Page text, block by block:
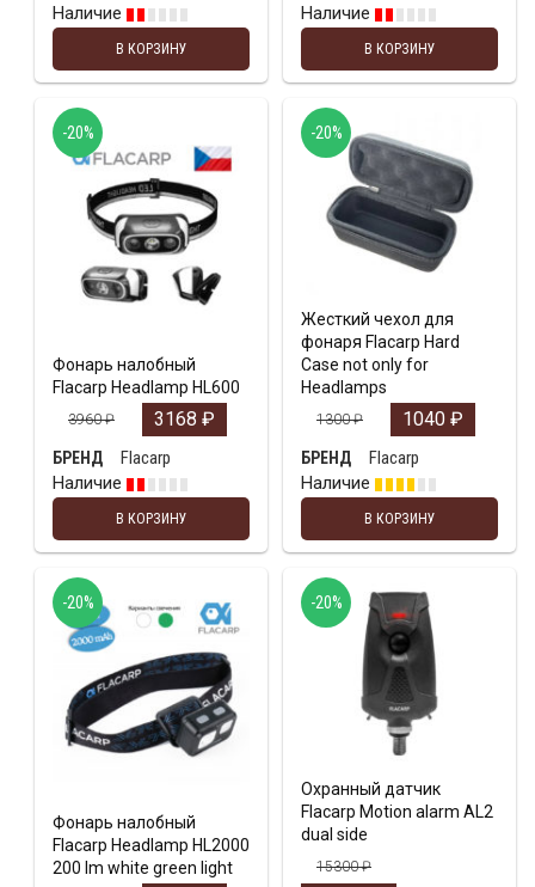
Наличие
В КОРЗИНУ
Наличие
В КОРЗИНУ
Фонарь налобный
Flacarp Headlamp HL600
3960₽ 3168 ₽
БРЕНД
Flacarp
Наличие
В КОРЗИНУ
-20%
Жесткий чехол для
фонаря Flacarp Hard
Case not only for
Headlamps
1300₽ 1040 ₽
БРЕНД
Flacarp
Наличие
В КОРЗИНУ
-20%
Фонарь налобный
Flacarp Headlamp HL2000
200 lm white green light
-20%
Охранный датчик
Flacarp Motion alarm AL2
dual side
15300₽
-20%